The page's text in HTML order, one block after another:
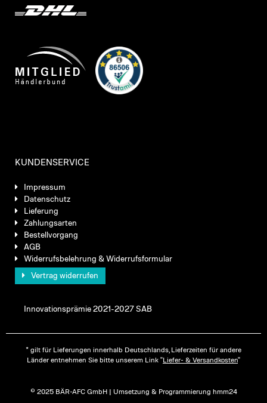
KUNDENSERVICE
Impressum
Datenschutz
Lieferung
Zahlungsarten
Bestellvorgang
AGB
Widerrufsbelehrung & Widerrufsformular
Vertrag widerrufen
Innovationsprämie 2021-2027 SAB
* gilt für Lieferungen innerhalb Deutschlands, Lieferzeiten für andere
Länder entnehmen Sie bitte unserem Link "Liefer- & Versandkosten"
© 2025 BÄR-AFC GmbH | Umsetzung & Programmierung hmm24